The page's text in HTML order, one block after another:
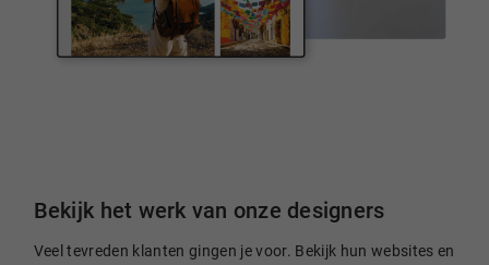
Bekijk het werk van onze designers
Veel tevreden klanten gingen je voor. Bekijk hun websites en